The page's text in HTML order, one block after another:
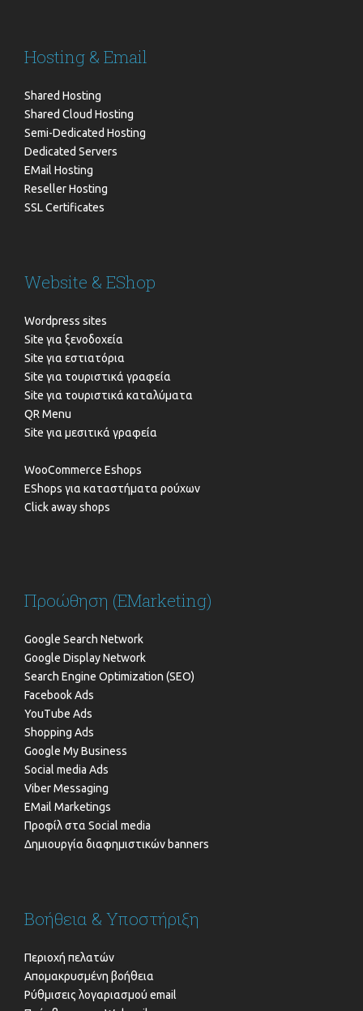
Hosting & Email
Shared Hosting
Shared Cloud Hosting
Semi-Dedicated Hosting
Dedicated Servers
EMail Hosting
Reseller Hosting
SSL Certificates
Website & EShop
Wordpress sites
Site για ξενοδοχεία
Site για εστιατόρια
Site για τουριστικά γραφεία
Site για τουριστικά καταλύματα
QR Menu
Site για μεσιτικά γραφεία
WooCommerce Eshops
EShops για καταστήματα ρούχων
Click away shops
Προώθηση (EMarketing)
Google Search Network
Google Display Network
Search Engine Optimization (SEO)
Facebook Ads
YouTube Ads
Shopping Ads
Google My Business
Social media Ads
Viber Messaging
EMail Marketings
Προφίλ στα Social media
Δημιουργία διαφημιστικών banners
Βοήθεια & Υποστήριξη
Περιοχή πελατών
Απομακρυσμένη βοήθεια
Ρύθμισεις λογαριασμού email